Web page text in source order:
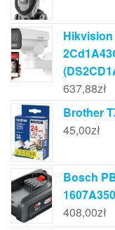
Hikvision
637,88zł
Brother
45,00zł
Bosch
408,00zł